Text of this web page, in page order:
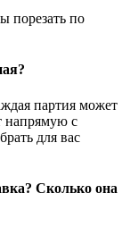
порезать по
партия может
напрямую с
для вас
Сколько она